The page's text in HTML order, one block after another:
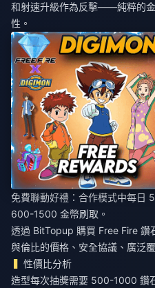
和射速升級作為反擊——純粹的
性。
免費聯動好禮：合作模式中每日
600-1500 金幣刷取。
透過 BitTopup 購買 Free Fire 鑽
與倫比的價格、安全協議、廣泛
性價比分析
造型每次抽獎需要 500-1000 鑽